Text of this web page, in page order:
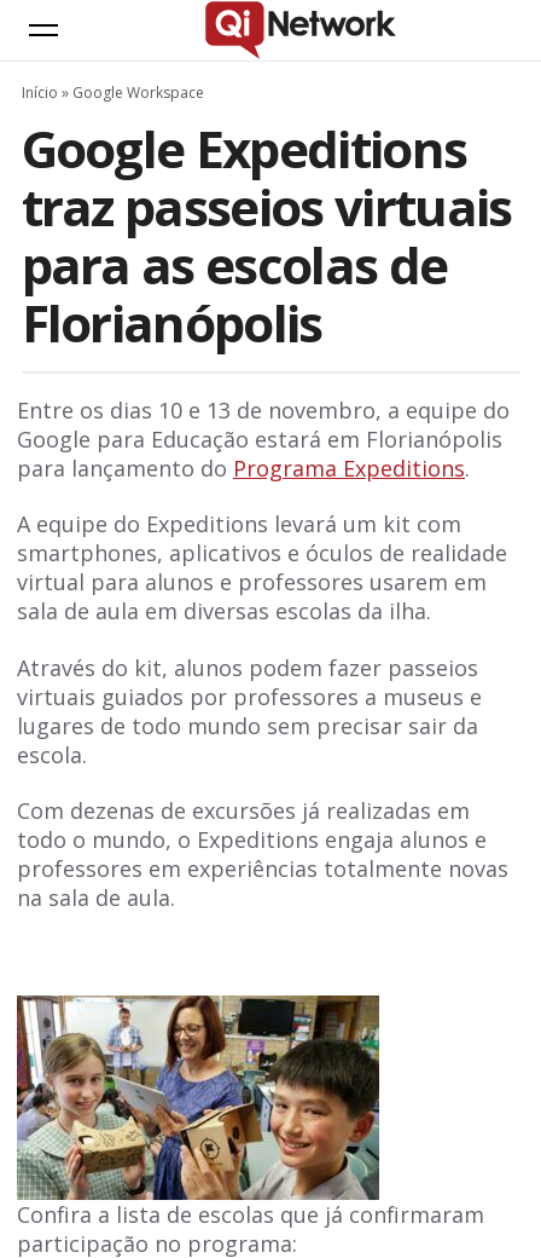
Início » Google Workspace
Google Expeditions
traz passeios virtuais
para as escolas de
Florianópolis
Entre os dias 10 e 13 de novembro, a equipe do
Google para Educação estará em Florianópolis
para lançamento do Programa Expeditions.
A equipe do Expeditions levará um kit com
smartphones, aplicativos e óculos de realidade
virtual para alunos e professores usarem em
sala de aula em diversas escolas da ilha.
Através do kit, alunos podem fazer passeios
virtuais guiados por professores a museus e
lugares de todo mundo sem precisar sair da
escola.
Com dezenas de excursões já realizadas em
todo o mundo, o Expeditions engaja alunos e
professores em experiências totalmente novas
na sala de aula.
Confira a lista de escolas que já confirmaram
participação no programa: